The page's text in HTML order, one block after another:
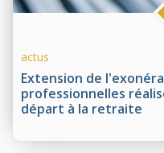
Extension de
professionnelles
départ à la retraite
actus